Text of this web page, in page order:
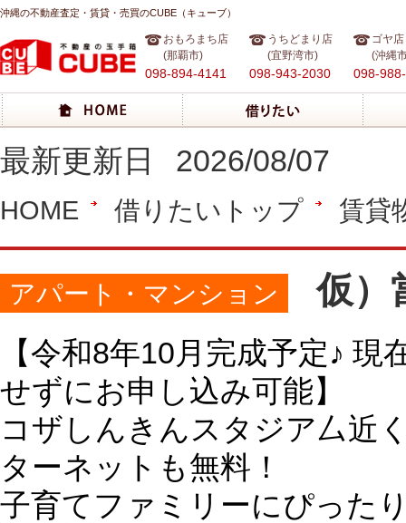
沖縄の不動産査定・賃貸・売買のCUBE（キューブ）
おもろまち店
(那覇市)
098-894-4141
うちどまり店
(宜野湾市)
098-943-2030
ゴヤ店
(沖縄
098-
最新更新日 2026/08/07
HOME 借りたいトップ 賃貸
アパート・マンション 仮）
【令和8年10月完成予定♪
せずにお申し込み可能】
コザしんきんスタジア厶近
ターネットも無料！
子育てファミリーにぴった